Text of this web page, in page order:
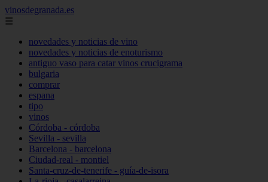
vinosdegranada.es
☰
novedades y noticias de vino
novedades y noticias de enoturismo
antiguo vaso para catar vinos crucigrama
bulgaria
comprar
espana
tipo
vinos
Córdoba - córdoba
Sevilla - sevilla
Barcelona - barcelona
Ciudad-real - montiel
Santa-cruz-de-tenerife - guía-de-isora